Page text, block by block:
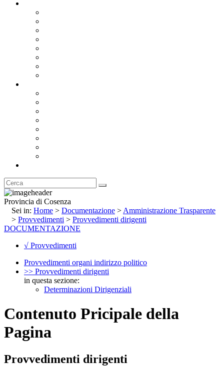
Provincia di Cosenza
Sei in: Home > Documentazione > Amministrazione Trasparente
> Provvedimenti > Provvedimenti dirigenti
DOCUMENTAZIONE
√ Provvedimenti
Provvedimenti organi indirizzo politico
>> Provvedimenti dirigenti
in questa sezione:
Determinazioni Dirigenziali
Contenuto Pricipale della
Pagina
Provvedimenti dirigenti